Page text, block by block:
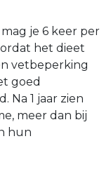
je 6 keer per
het dieet
vetbeperking
goed
Na 1 jaar zien
meer dan bij
hun